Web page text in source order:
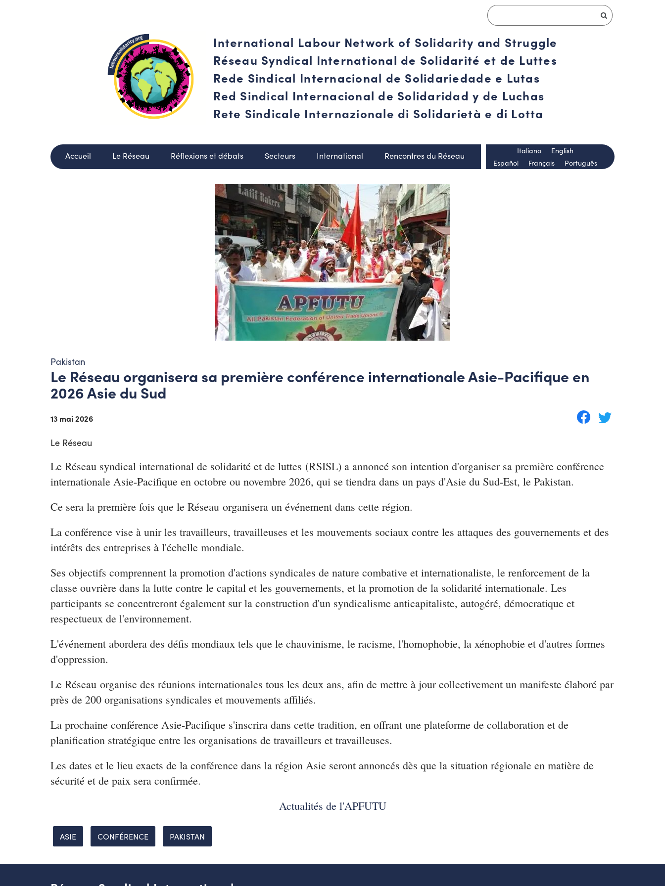
International Labour Network of Solidarity and Struggle
Réseau Syndical International de Solidarité et de Luttes
Rede Sindical Internacional de Solidariedade e Lutas
Red Sindical Internacional de Solidaridad y de Luchas
Rete Sindicale Internazionale di Solidarietà e di Lotta
Accueil Le Réseau Réflexions et débats Secteurs International Rencontres du Réseau
Español Français Português
Italiano English
Pakistan
Le Réseau organisera sa première conférence internationale Asie-Pacifique en
2026 Asie du Sud
13 mai 2026
Le Réseau
Le Réseau syndical international de solidarité et de luttes (RSISL) a annoncé son intention d'organiser sa première conférence
internationale Asie-Pacifique en octobre ou novembre 2026, qui se tiendra dans un pays d'Asie du Sud-Est, le Pakistan.
Ce sera la première fois que le Réseau organisera un événement dans cette région.
La conférence vise à unir les travailleurs, travailleuses et les mouvements sociaux contre les attaques des gouvernements et des
intérêts des entreprises à l'échelle mondiale.
Ses objectifs comprennent la promotion d'actions syndicales de nature combative et internationaliste, le renforcement de la
classe ouvrière dans la lutte contre le capital et les gouvernements, et la promotion de la solidarité internationale. Les
participants se concentreront également sur la construction d'un syndicalisme anticapitaliste, autogéré, démocratique et
respectueux de l'environnement.
L'événement abordera des défis mondiaux tels que le chauvinisme, le racisme, l'homophobie, la xénophobie et d'autres formes
d'oppression.
Le Réseau organise des réunions internationales tous les deux ans, afin de mettre à jour collectivement un manifeste élaboré par
près de 200 organisations syndicales et mouvements affiliés.
La prochaine conférence Asie-Pacifique s'inscrira dans cette tradition, en offrant une plateforme de collaboration et de
planification stratégique entre les organisations de travailleurs et travailleuses.
Les dates et le lieu exacts de la conférence dans la région Asie seront annoncés dès que la situation régionale en matière de
sécurité et de paix sera confirmée.
Actualités de l'APFUTU
ASIE CONFÉRENCE PAKISTAN